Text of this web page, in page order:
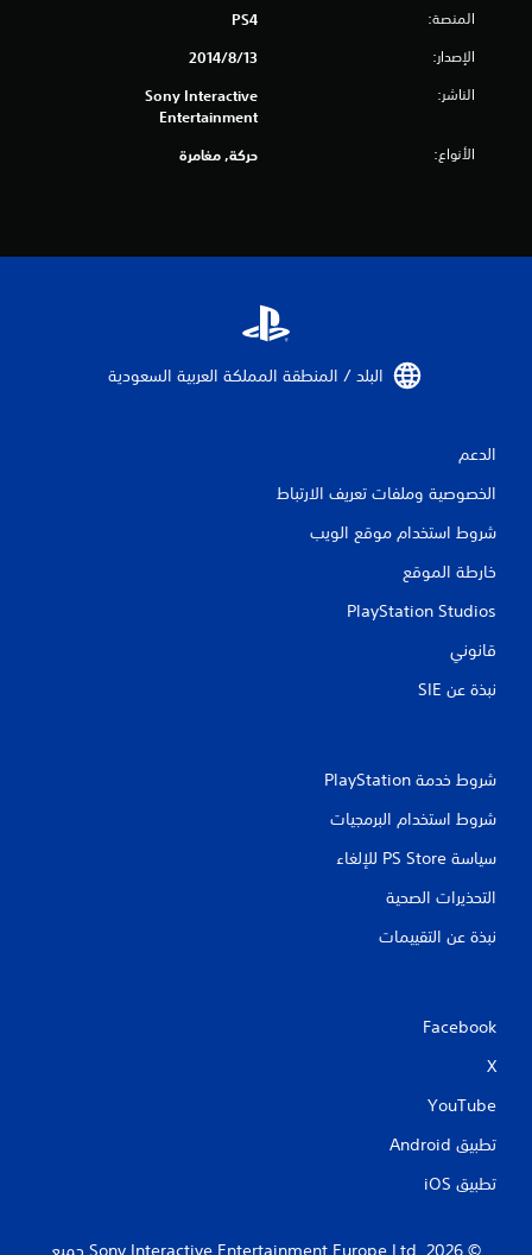
ق
المنصة: PS4
الإصدار: 13‏/8‏/2014
الناشر:
Sony Interactive
Entertainment
الأنواع: حركة, مغامرة
البلد / المنطقة المملكة العربية السعودية‏
الدعم
الخصوصية وملفات تعريف الارتباط
شروط استخدام موقع الويب
خارطة الموقع
PlayStation Studios
قانوني
نبذة عن SIE‏
شروط خدمة PlayStation‏
شروط استخدام البرمجيات
سياسة PS Store للإلغاء
التحذيرات الصحية
نبذة عن التقييمات
Facebook
X
YouTube
تطبيق Android‏
تطبيق iOS‏
‏© 2026 Sony Interactive Entertainment Europe Ltd.‎ جميع